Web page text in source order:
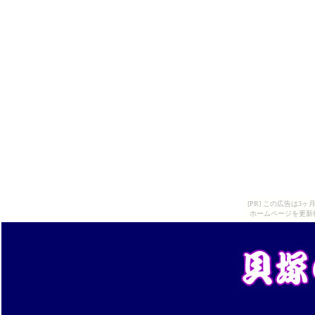
[PR] この広告は3ヶ
ホームページを更